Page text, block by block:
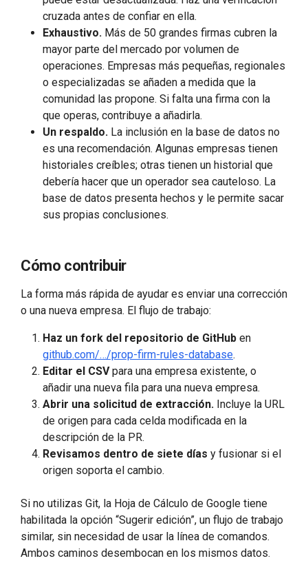
cruzada antes de confiar en ella.
Exhaustivo. Más de 50 grandes firmas cubren la
mayor parte del mercado por volumen de
operaciones. Empresas más pequeñas, regionales
o especializadas se añaden a medida que la
comunidad las propone. Si falta una firma con la
que operas, contribuye a añadirla.
Un respaldo. La inclusión en la base de datos no
es una recomendación. Algunas empresas tienen
historiales creíbles; otras tienen un historial que
debería hacer que un operador sea cauteloso. La
base de datos presenta hechos y le permite sacar
sus propias conclusiones.
Cómo contribuir
La forma más rápida de ayudar es enviar una corrección
o una nueva empresa. El flujo de trabajo:
Haz un fork del repositorio de GitHub en
github.com/…/prop-firm-rules-database.
Editar el CSVpara una empresa existente, o
añadir una nueva fila para una nueva empresa.
Abrir una solicitud de extracción. Incluye la URL
de origen para cada celda modificada en la
descripción de la PR.
Revisamos dentro de siete días y fusionar si el
origen soporta el cambio.
Si no utilizas Git, la Hoja de Cálculo de Google tiene
habilitada la opción “Sugerir edición”, un flujo de trabajo
similar, sin necesidad de usar la línea de comandos.
Ambos caminos desembocan en los mismos datos.